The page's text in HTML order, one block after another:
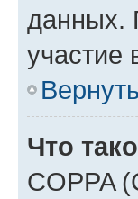
данных.
участие
Что
COPPA